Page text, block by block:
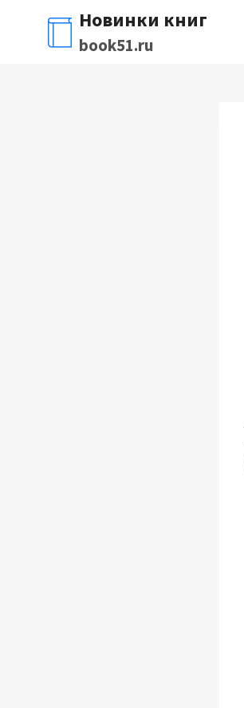
содержимому
Новинки книг
book51.ru